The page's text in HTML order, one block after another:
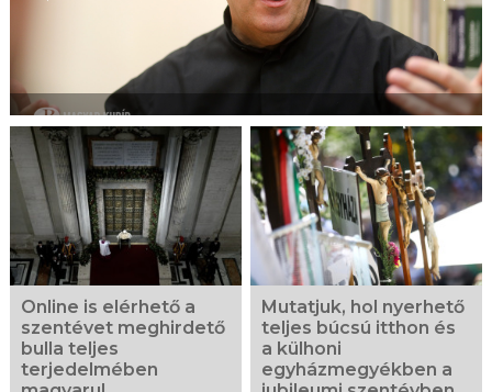
Online is elérhető a
szentévet meghirdető
bulla teljes
terjedelmében
Mutatjuk, hol nyerhető
teljes búcsú itthon és
a külhoni
egyházmegyékben a